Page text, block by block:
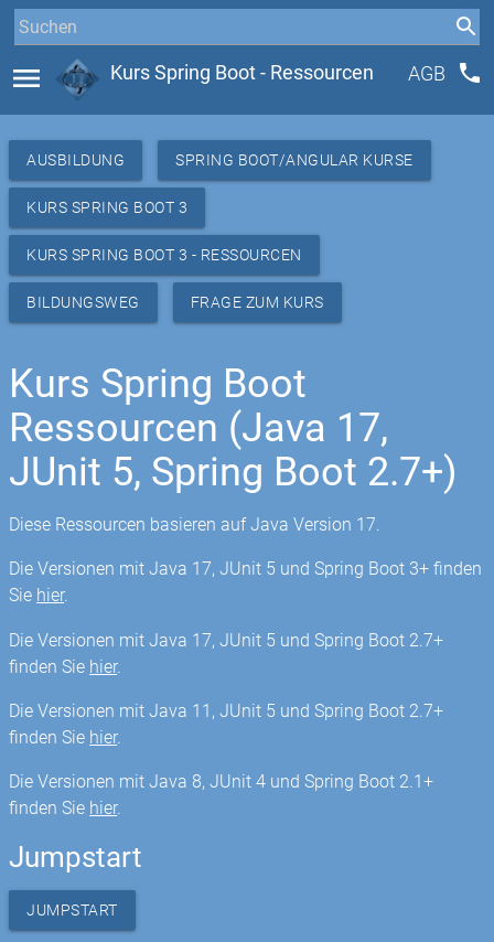
menu Kurs Spring Boot - Ressourcen AGB phone
AUSBILDUNG SPRING BOOT/ANGULAR KURSE
KURS SPRING BOOT 3
KURS SPRING BOOT 3 - RESSOURCEN
BILDUNGSWEG FRAGE ZUM KURS
Kurs Spring Boot
Ressourcen (Java 17,
JUnit 5, Spring Boot 2.7+)
Diese Ressourcen basieren auf Java Version 17.
Die Versionen mit Java 17, JUnit 5 und Spring Boot 3+ finden
Sie hier.
Die Versionen mit Java 17, JUnit 5 und Spring Boot 2.7+
finden Sie hier.
Die Versionen mit Java 11, JUnit 5 und Spring Boot 2.7+
finden Sie hier.
Die Versionen mit Java 8, JUnit 4 und Spring Boot 2.1+
finden Sie hier.
Jumpstart
JUMPSTART